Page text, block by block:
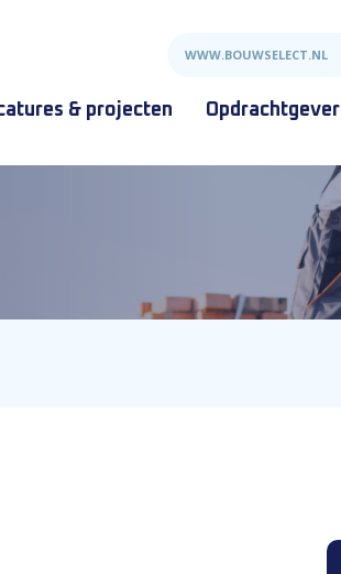
WWW.BOUWSELECT.NL
& projecten Opdrachtgever